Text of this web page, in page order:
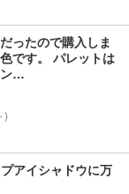
ったので購入しま
です。 パレットは
ン…
)
アイシャドウに万